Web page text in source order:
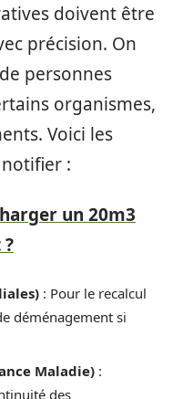
doivent être
précision. On
personnes
organismes,
Voici les
:
un 20m3
: Pour le recalcul
déménagement si
Maladie) :
des